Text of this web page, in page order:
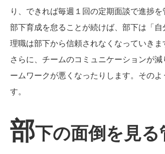
り、できれば毎週１回の定期面談で進捗を
部下育成を怠ることが続けば、部下は「
理職は部下から信頼されなくなっていきま
さらに、チームのコミュニケーションが
ームワークが悪くなったりします。その
す。
部下の面倒を見る